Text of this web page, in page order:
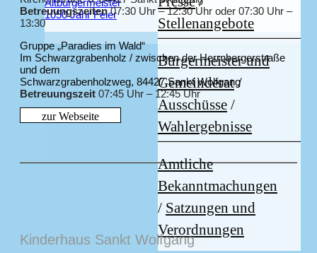
1050 Jahr Feier
Stellenangebote
Bürgermeister und
Gemeinderat/
Ausschüsse /
Wahlergebnisse
Amtliche
Bekanntmachungen
/ Satzungen und
Verordnungen
Betreuungszeiten07:30 Uhr – 12:30 Uhr oder 07:30 Uhr –
13:30
Gruppe „Paradies im Wald“
Im Schwarzgrabenholz / zwischen der Herrnbergerstraße
und dem
Schwarzgrabenholzweg, 84427 Sankt Wolfgang
Betreuungszeit 07:45 Uhr – 12:45 Uhr
zur Webseite
Kinderhaus Sankt Wolfgang